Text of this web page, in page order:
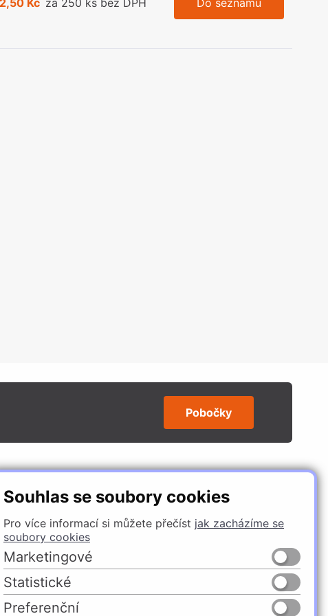
Souhlas se soubory cookies
Pro více informací si můžete přečíst jak zacházíme se
soubory cookies
Marketingové
Statistické
Preferenční
Kč za 250 ks bez DPH Do seznamu
Pobočky
SLEDUJTE NÁS